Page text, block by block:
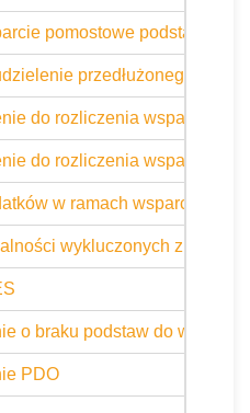
pomostowe podstawowe
przedłużonego
do rozliczenia wsparcia
do rozliczenia wsparcia
w ramach wsparcia
wykluczonych z WRPO
o braku podstaw do
PDO